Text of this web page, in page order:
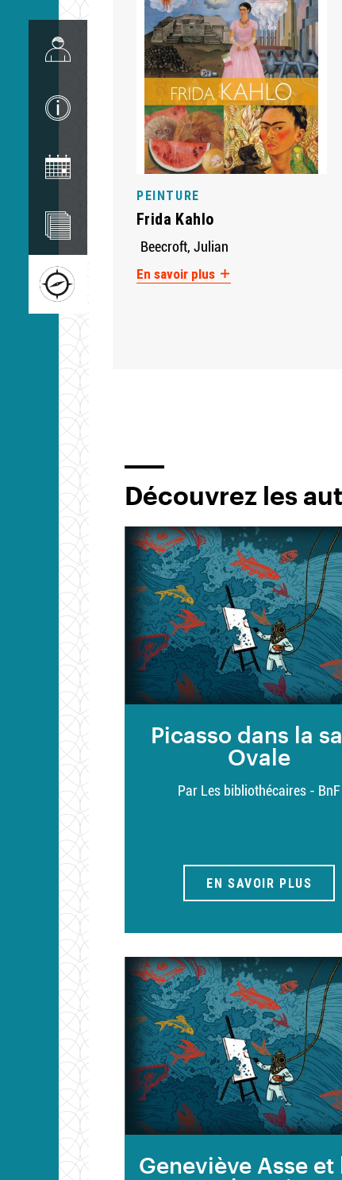
Image
PEINTURE
Frida Kahlo
Beecroft, Julian
En savoir plus
Découvrez les
Picasso dans la
Ovale
Par Les bibliothécaires - BnF
EN SAVOIR PLUS
Geneviève Asse et